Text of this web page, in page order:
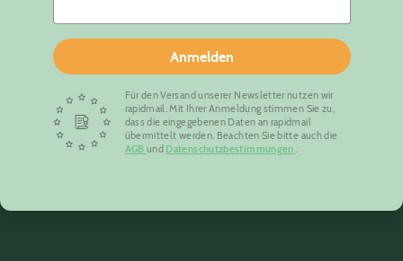
Anmelden
Für den Versand unserer Newsletter nutzen wir
rapidmail. Mit Ihrer Anmeldung stimmen Sie zu,
dass die eingegebenen Daten an rapidmail
übermittelt werden. Beachten Sie bitte auch die
AGB und Datenschutzbestimmungen